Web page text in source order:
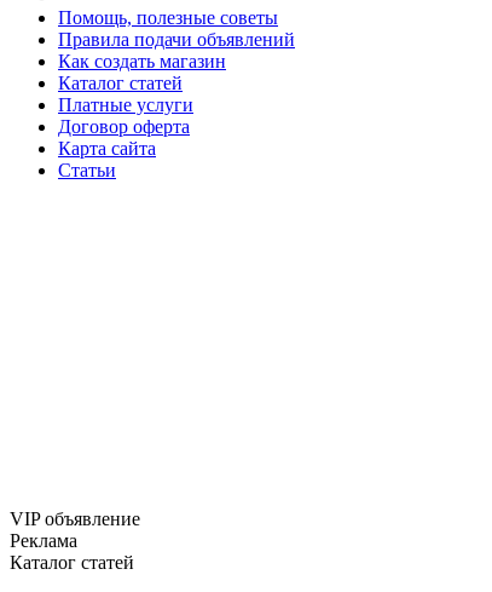
Помощь, полезные советы
Правила подачи объявлений
Как создать магазин
Каталог статей
Платные услуги
Договор оферта
Карта сайта
Статьи
VIP объявление
Реклама
Каталог статей